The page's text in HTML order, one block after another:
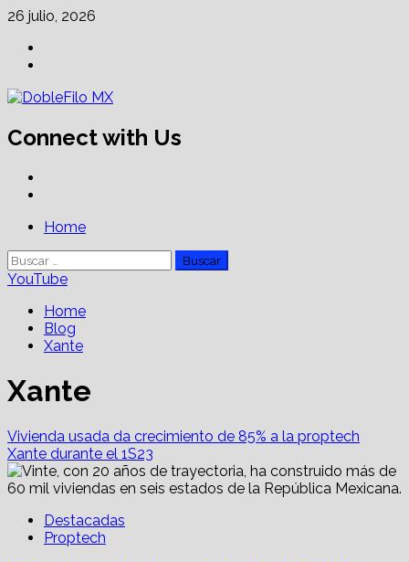
Skip
content
26 julio, 2026
Connect with Us
PrimaryHome
Buscar:
YouTube
Home
Blog
Xante
Xante
Vivienda usada da crecimiento de 85% a la proptech
Xante durante el 1S23
Destacadas
Proptech